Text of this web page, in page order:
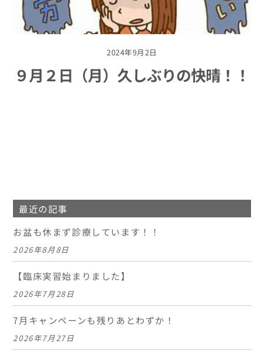
2024年9月2日
９月２日（月）久しぶりの快晴！！
最近の記事
お盆も休まず診療しています！！
2026年8月8日
【臨床実習始まりました】
2026年7月28日
7月キャンペーンも残りあとわずか！
2026年7月27日